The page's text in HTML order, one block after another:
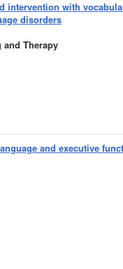
intervention with
disorders
and Therapy
and executive